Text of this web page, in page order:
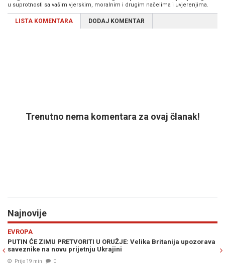
u suprotnosti sa vašim vjerskim, moralnim i drugim načelima i uvjerenjima.
LISTA KOMENTARA DODAJ KOMENTAR
Trenutno nema komentara za ovaj članak!
Najnovije
upozorava SELAK RASPUDIĆ ŽESTOKO UDARILA NA PLENKOVIĆA:
trenutak kada cijela Vlada treba pasti!"